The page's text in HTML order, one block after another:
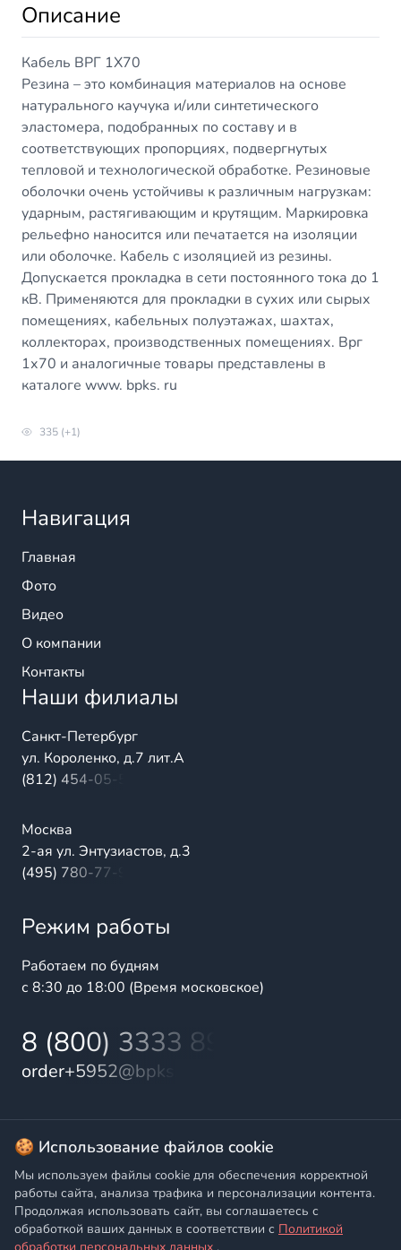
Описание
Кабель ВРГ 1Х70
Резина – это комбинация материалов на основе
натурального каучука и/или синтетического
эластомера, подобранных по составу и в
соответствующих пропорциях, подвергнутых
тепловой и технологической обработке. Резиновые
оболочки очень устойчивы к различным нагрузкам:
ударным, растягивающим и крутящим. Маркировка
рельефно наносится или печатается на изоляции
или оболочке. Кабель с изоляцией из резины.
Допускается прокладка в сети постоянного тока до 1
кВ. Применяются для прокладки в сухих или сырых
помещениях, кабельных полуэтажах, шахтах,
коллекторах, производственных помещениях. Врг
1х70 и аналогичные товары представлены в
каталоге www. bpks. ru
335 (+1)
Навигация
Главная
Фото
Видео
О компании
Контакты
Наши филиалы
Санкт-Петербург
ул. Короленко, д.7 лит.А
(812) 454-05-54
Москва
2-ая ул. Энтузиастов, д.3
(495) 780-77-98
Режим работы
Работаем по будням
с 8:30 до 18:00 (Время московское)
8 (800) 3333 899
order+5952@bpks.ru
© 2025 БалтПромКомплект — комплексные поставки
высококачественной продукции промышленного и
бытового назначения
Политика конфиденциальности,Согласие на обработку
персональных данных
🍪 Использование файлов cookie
Мы используем файлы cookie для обеспечения корректной
работы сайта, анализа трафика и персонализации контента.
Продолжая использовать сайт, вы соглашаетесь с
обработкой ваших данных в соответствии с Политикой